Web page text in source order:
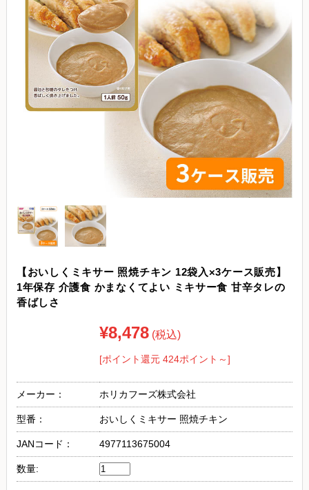
【おいしくミキサー 照焼チキン 12袋入×3ケース販売】
1年保存 介護食 かまなくてよい ミキサー食 甘辛タレの
香ばしさ
¥8,478 (税込)
[ポイント還元 424ポイント～]
メーカー： ホリカフーズ株式会社
型番： おいしくミキサー 照焼チキン
JANコード： 4977113675004
数量: